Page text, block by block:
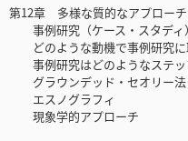
第12章 多様な質的なアプローチ
事例研究（ケース・スタディ）
どのような動機で事例研究に
事例研究はどのようなステッ
グラウンデッド・セオリー法
エスノグラフィ
現象学的アプローチ